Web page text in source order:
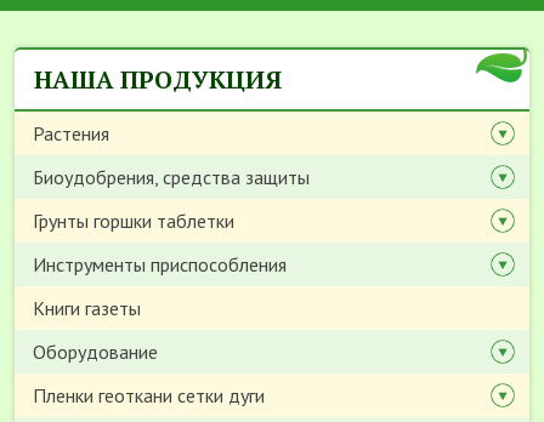
НАША ПРОДУКЦИЯ
Растения
Биоудобрения, средства защиты
Грунты горшки таблетки
Инструменты приспособления
Книги газеты
Оборудование
Пленки геоткани сетки дуги